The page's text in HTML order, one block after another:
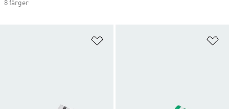
8 färger